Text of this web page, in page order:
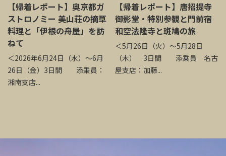
【帰着レポート】奥京都ガ
ストロノミー 美山荘の摘草
料理と「伊根の舟屋」を訪
ねて
＜2026年6月24日（水）～6月
26日（金）3日間 添乗員：
湘南支店...
【帰着レポート】唐招提寺
御影堂・特別参観と門前宿
和空法隆寺と斑鳩の旅
＜5月26日（火）～5月28日
（木） 3日間 添乗員 名古
屋支店：加藤...